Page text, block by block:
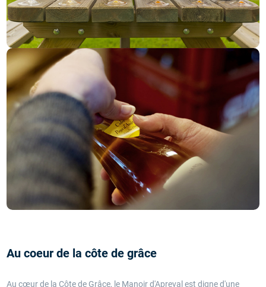
Au coeur de la côte de grâce
Au cœur de la Côte de Grâce, le Manoir d'Apreval est digne d'une